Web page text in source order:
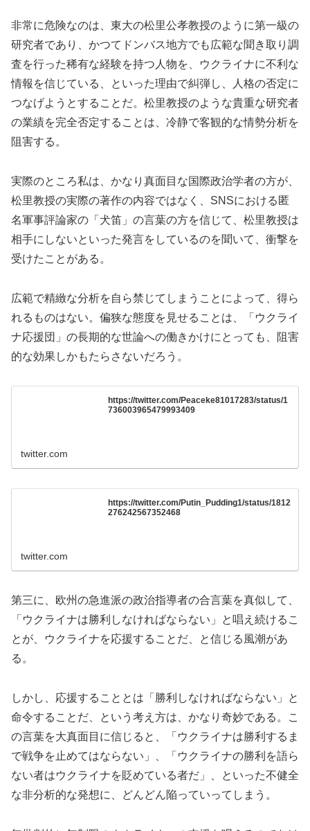
非常に危険なのは、東大の松里公孝教授のように第一級の
研究者であり、かつてドンバス地方でも広範な聞き取り調
査を行った稀有な経験を持つ人物を、ウクライナに不利な
情報を信じている、といった理由で糾弾し、人格の否定に
つなげようとすることだ。松里教授のような貴重な研究者
の業績を完全否定することは、冷静で客観的な情勢分析を
阻害する。
実際のところ私は、かなり真面目な国際政治学者の方が、
松里教授の実際の著作の内容ではなく、SNSにおける匿
名軍事評論家の「犬笛」の言葉の方を信じて、松里教授は
相手にしないといった発言をしているのを聞いて、衝撃を
受けたことがある。
広範で精緻な分析を自ら禁じてしまうことによって、得ら
れるものはない。偏狭な態度を見せることは、「ウクライ
ナ応援団」の長期的な世論への働きかけにとっても、阻害
的な効果しかもたらさないだろう。
https://twitter.com/Peaceke81017283/status/1
736003965479993409
twitter.com
https://twitter.com/Putin_Pudding1/status/1812
276242567352468
twitter.com
第三に、欧州の急進派の政治指導者の合言葉を真似して、
「ウクライナは勝利しなければならない」と唱え続けるこ
とが、ウクライナを応援することだ、と信じる風潮があ
る。
しかし、応援することとは「勝利しなければならない」と
命令することだ、という考え方は、かなり奇妙である。こ
の言葉を大真面目に信じると、「ウクライナは勝利するま
で戦争を止めてはならない」、「ウクライナの勝利を語ら
ない者はウクライナを貶めている者だ」、といった不健全
な非分析的な発想に、どんどん陥っていってしまう。